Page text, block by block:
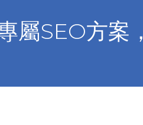
屬SEO方案